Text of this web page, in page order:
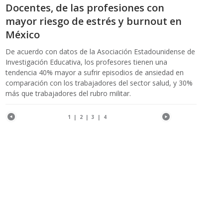
Docentes, de las profesiones con
mayor riesgo de estrés y burnout en
México
De acuerdo con datos de la Asociación Estadounidense de
Investigación Educativa, los profesores tienen una
tendencia 40% mayor a sufrir episodios de ansiedad en
comparación con los trabajadores del sector salud, y 30%
más que trabajadores del rubro militar.
1 | 2 |3 | 4